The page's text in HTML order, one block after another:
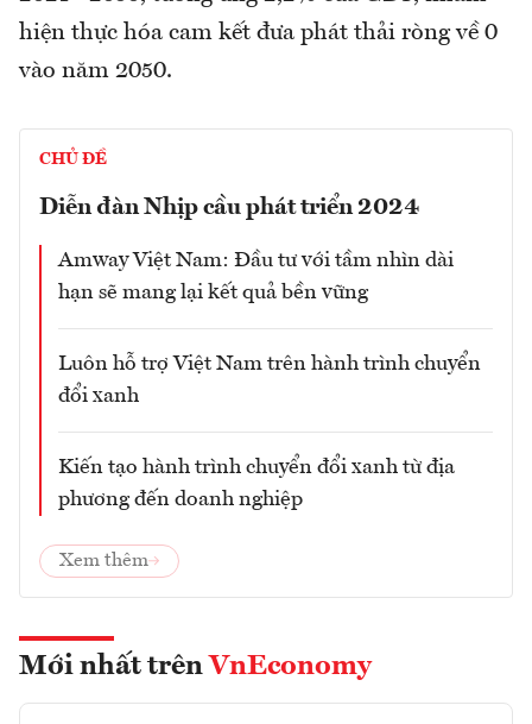
hiện thực hóa cam kết đưa phát thải ròng về 0
vào năm 2050.
CHỦ ĐỀ
Diễn đàn Nhịp cầu phát triển 2024
Amway Việt Nam: Đầu tư với tầm nhìn dài
hạn sẽ mang lại kết quả bền vững
Luôn hỗ trợ Việt Nam trên hành trình chuyển
đổi xanh
Kiến tạo hành trình chuyển đổi xanh từ địa
phương đến doanh nghiệp
Xem thêm
Mới nhất trên VnEconomy